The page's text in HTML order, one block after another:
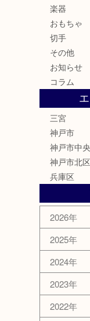
楽器
おもちゃ
切手
その他
お知らせ
コラム
三宮
神戸市
神戸市中
神戸市北区
兵庫区
2026年
2025年
2024年
2023年
2022年